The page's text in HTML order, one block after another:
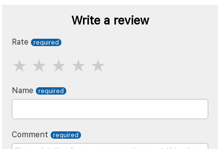
Write a review
Rate
Name
Comment